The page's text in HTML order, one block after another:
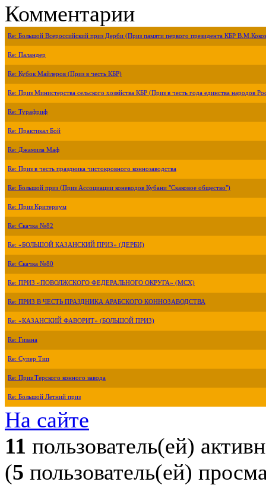
Комментарии
Re: Большой Всероссийский приз Дерби (Приз памяти первого президента КБР
Re: Паландер
Re: Кубок Майлеров (Приз в честь КБР)
Re: Приз Министерства сельского хозяйства КБР (Приз в честь года единства народов
Re: Турафриф
Re: Практикал Бой
Re: Джамила Маф
Re: Приз в честь праздника чистокровного коннозаводства
Re: Большой приз (Приз Ассоциации коневодов Кубани "Скаковое общество")
Re: Приз Критериум
Re: Скачка №82
Re: «БОЛЬШОЙ КАЗАНСКИЙ ПРИЗ» (ДЕРБИ)
Re: Скачка №80
Re: ПРИЗ «ПОВОЛЖСКОГО ФЕДЕРАЛЬНОГО ОКРУГА» (МСХ)
Re: ПРИЗ В ЧЕСТЬ ПРАЗДНИКА АРАБСКОГО КОННОЗАВОДСТВА
Re: «КАЗАНСКИЙ ФАВОРИТ» (БОЛЬШОЙ ПРИЗ)
Re: Гизана
Re: Супер Тип
Re: Приз Терского конного завода
Re: Большой Летний приз
На сайте
11 пользователь(ей)
(5 пользователь(ей)